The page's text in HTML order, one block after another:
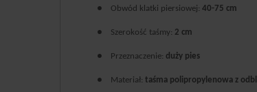
● Obwód klatki piersiowej: 40-75 cm
● Szerokość taśmy: 2 cm
● Przeznaczenie: duży pies
● Materiał: taśma polipropylenowa z